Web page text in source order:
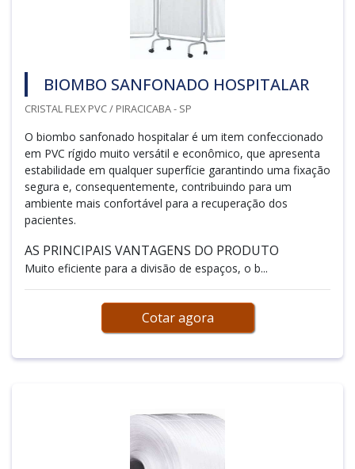
BIOMBO SANFONADO HOSPITALAR
CRISTAL FLEX PVC / PIRACICABA - SP
O biombo sanfonado hospitalar é um item confeccionado
em PVC rígido muito versátil e econômico, que apresenta
estabilidade em qualquer superfície garantindo uma fixação
segura e, consequentemente, contribuindo para um
ambiente mais confortável para a recuperação dos
pacientes.
AS PRINCIPAIS VANTAGENS DO PRODUTO
Muito eficiente para a divisão de espaços, o b...
Cotar agora